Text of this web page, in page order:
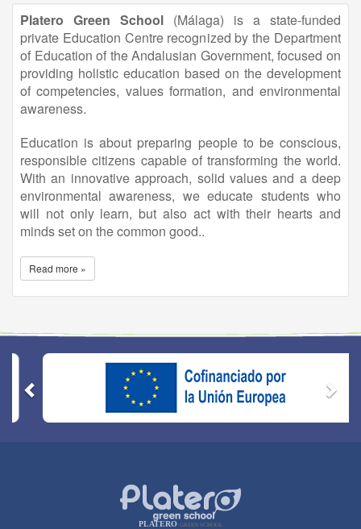
Platero Green School (Málaga) is a state-funded
private Education Centre recognized by the Department
of Education of the Andalusian Government, focused on
providing holistic education based on the development
of competencies, values formation, and environmental
awareness.
Education is about preparing people to be conscious,
responsible citizens capable of transforming the world.
With an innovative approach, solid values and a deep
environmental awareness, we educate students who
will not only learn, but also act with their hearts and
minds set on the common good..
Read more »
PLATERO GREEN SCHOOL